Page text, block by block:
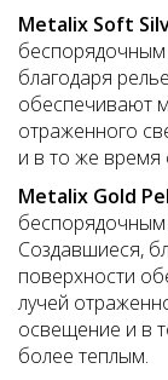
Metalix Soft
благодаря
обеспечивают
отраженного
и в то же время
Metalix Gold
Создавшиеся,
поверхности
лучей
освещение и в
более теплым.